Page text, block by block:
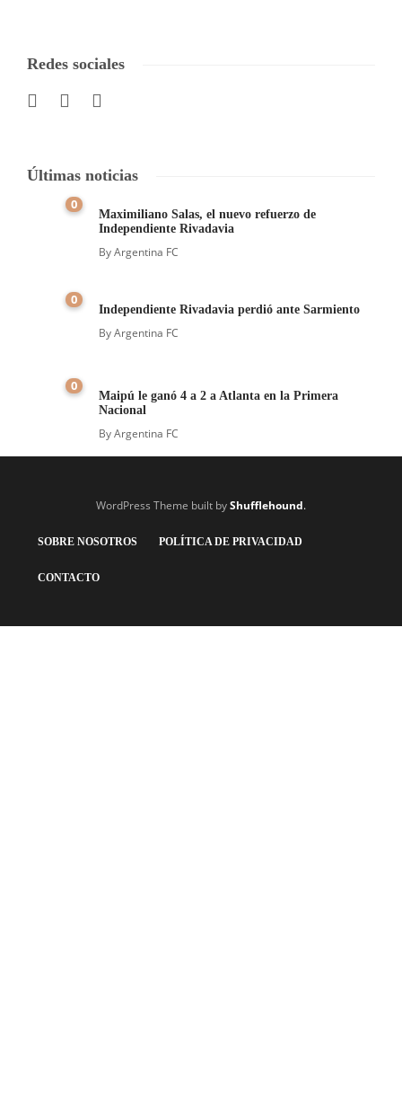
Redes sociales
Últimas noticias
0
Maximiliano Salas, el nuevo refuerzo de
Independiente Rivadavia
ByArgentina FC
0
Independiente Rivadavia perdió ante Sarmiento
ByArgentina FC
0
Maipú le ganó 4 a 2 a Atlanta en la Primera
Nacional
ByArgentina FC
WordPress Theme built byShufflehound.
SOBRE NOSOTROS POLÍTICA DE PRIVACIDAD
CONTACTO